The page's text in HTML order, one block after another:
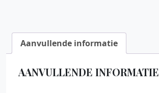
Aanvullende informatie
AANVULLENDE INFORMATIE